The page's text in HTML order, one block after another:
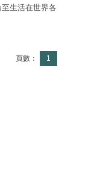
生活在世界各
頁數： 1